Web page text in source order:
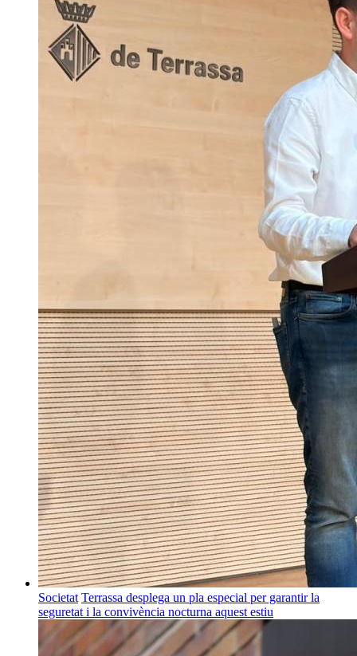
Societat Terrassa desplega un pla especial per garantir la
seguretat i la convivència nocturna aquest estiu